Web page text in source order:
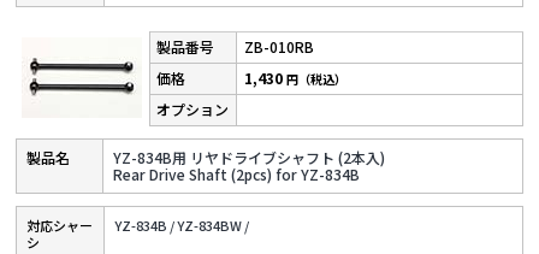
ZB-010RB
YZ-834B用 リヤドライブシャフト (2本入)
Rear Drive Shaft (2pcs) for YZ-834B
1,430円（税込）
対応シャー
シ
YZ-834B /YZ-834BW /